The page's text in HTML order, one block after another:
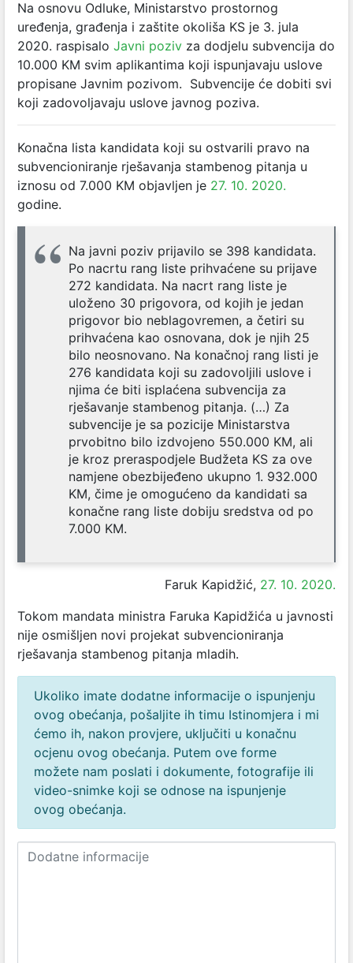
Na osnovu Odluke, Ministarstvo prostornog
uređenja, građenja i zaštite okoliša KS je 3. jula
2020. raspisalo Javni poziv za dodjelu subvencija do
10.000 KM svim aplikantima koji ispunjavaju uslove
propisane Javnim pozivom. Subvencije će dobiti svi
koji zadovoljavaju uslove javnog poziva.
Konačna lista kandidata koji su ostvarili pravo na
subvencioniranje rješavanja stambenog pitanja u
iznosu od 7.000 KM objavljen je 27. 10. 2020.
godine.
Na javni poziv prijavilo se 398 kandidata.
Po nacrtu rang liste prihvaćene su prijave
272 kandidata. Na nacrt rang liste je
uloženo 30 prigovora, od kojih je jedan
prigovor bio neblagovremen, a četiri su
prihvaćena kao osnovana, dok je njih 25
bilo neosnovano. Na konačnoj rang listi je
276 kandidata koji su zadovoljili uslove i
njima će biti isplaćena subvencija za
rješavanje stambenog pitanja. (…) Za
subvencije je sa pozicije Ministarstva
prvobitno bilo izdvojeno 550.000 KM, ali
je kroz preraspodjele Budžeta KS za ove
namjene obezbijeđeno ukupno 1. 932.000
KM, čime je omogućeno da kandidati sa
konačne rang liste dobiju sredstva od po
7.000 KM.
Faruk Kapidžić, 27. 10. 2020.
Tokom mandata ministra Faruka Kapidžića u javnosti
nije osmišljen novi projekat subvencioniranja
rješavanja stambenog pitanja mladih.
Ukoliko imate dodatne informacije o ispunjenju
ovog obećanja, pošaljite ih timu Istinomjera i mi
ćemo ih, nakon provjere, uključiti u konačnu
ocjenu ovog obećanja. Putem ove forme
možete nam poslati i dokumente, fotografije ili
video-snimke koji se odnose na ispunjenje
ovog obećanja.